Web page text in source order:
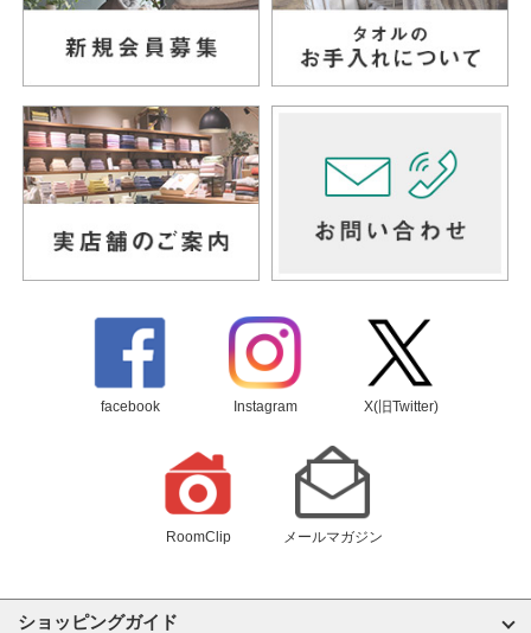
facebook Instagram X(旧Twitter)
RoomClip メールマガジン
ショッピングガイド